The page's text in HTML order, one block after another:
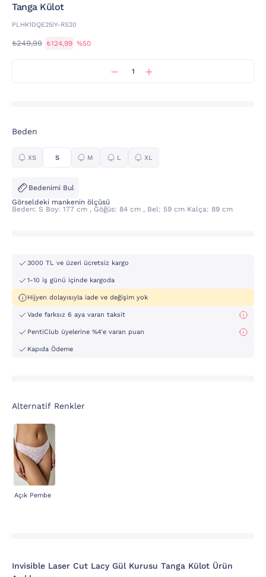
Tanga Külot
PLHK1DQE25IY-RS20
₺249,99 ₺124,99 %50
Beden
XS S M L XL
Bedenimi Bul
Görseldeki mankenin ölçüsü
Beden: S Boy: 177 cm , Göğüs: 84 cm , Bel: 59 cm Kalça: 89 cm
3000 TL ve üzeri ücretsiz kargo
1-10 iş günü içinde kargoda
Hijyen dolayısıyla iade ve değişim yok
Vade farksız 6 aya varan taksit
PentiClub üyelerine %4'e varan puan
Kapıda Ödeme
Alternatif Renkler
Açık Pembe
Invisible Laser Cut Lacy Gül Kurusu Tanga Külot Ürün